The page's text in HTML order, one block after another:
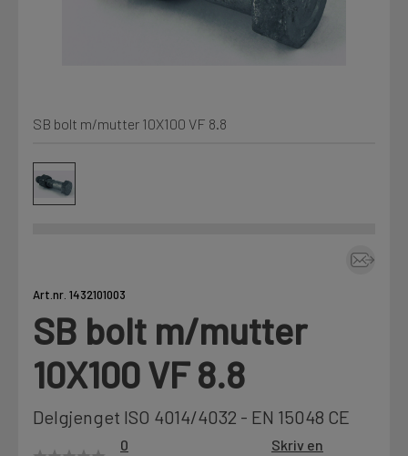
Kjemi, vindsperre og branntetting
Fag
Motek
Prislister
Firmainformasjon
LOGG UT
SB bolt m/mutter 10X100 VF 8.8
Art.nr. 1432101003
SB bolt m/mutter
10X100 VF 8.8
Delgjenget ISO 4014/4032 - EN 15048 CE
0
Skriv en